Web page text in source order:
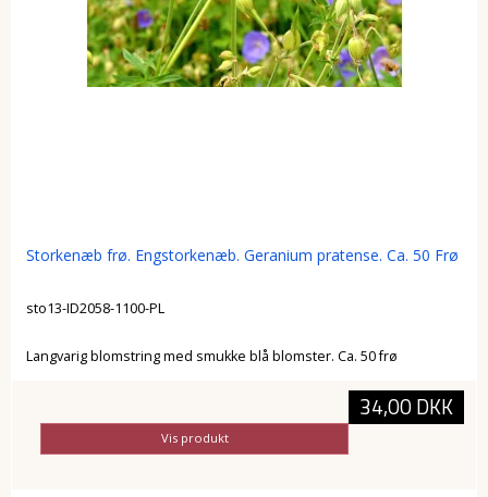
Storkenæb frø. Engstorkenæb. Geranium pratense. Ca. 50 Frø
sto13-ID2058-1100-PL
Langvarig blomstring med smukke blå blomster. Ca. 50 frø
34,00 DKK
Vis produkt